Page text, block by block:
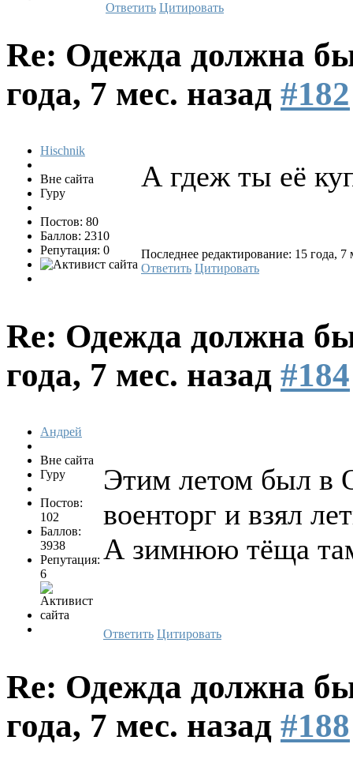
Ответить Цитировать
Re: Одежда должна
года, 7 мес. назад #182
Hischnik
Вне сайта
Гуру
Постов: 80
Баллов: 2310
Репутация: 0
А гдеж ты её
Последнее редактирование: 15 года, 7
Ответить Цитировать
Re: Одежда должна
года, 7 мес. назад #184
Андрей
Вне сайта
Гуру
Постов:
102
Баллов:
3938
Репутация:
6
Этим летом был в
военторг и взял
А зимнюю тёща
Ответить Цитировать
Re: Одежда должна
года, 7 мес. назад #188